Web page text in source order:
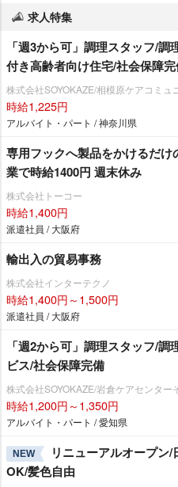
求人特集
「週3から可」調理スタッフ/
付き高齢者向け住宅/社会保障
株式会社SOYOKAZE/相模原ケアコミュ
時給1,225円
アルバイト・パート / 神奈川県
専用フックへ製品をかけるだ
業で時給1400円 週末休み
株式会社トーコー
時給1,400円
派遣社員 / 大阪府
輸出入の貿易事務
株式会社インターテクノ
時給1,400円～1,500円
派遣社員 / 大阪府
「週2から可」調理スタッフ/
ビス/社会保障完備
株式会社SOYOKAZE/岩倉ケアセンター
時給1,200円～1,350円
アルバイト・パート / 愛知県
NEW
リニューアルオープン
OK/髪色自由